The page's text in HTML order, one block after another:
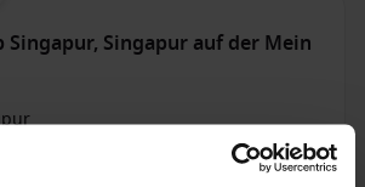
Singapur, Singapur auf der Mein